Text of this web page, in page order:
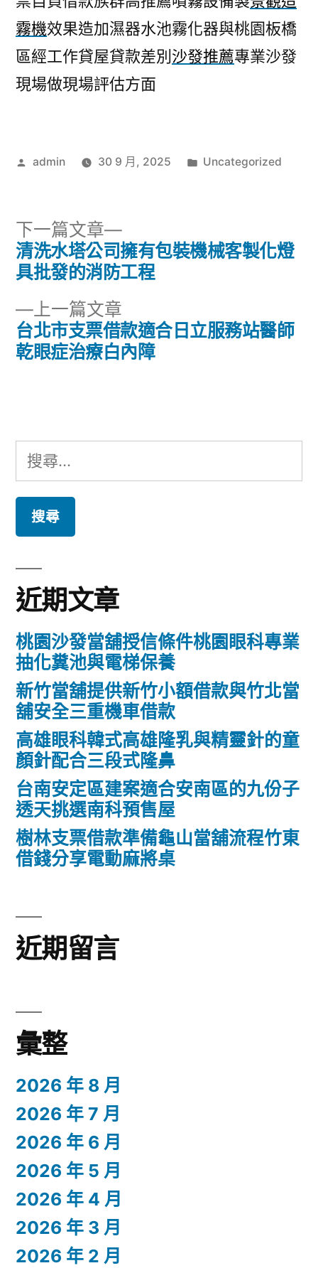
霧機效果造加濕器水池霧化器與桃園板橋
區經工作貸屋貸款差別 沙發推薦專業沙發
現場做現場評估方面
作
admin 30 9 月, 2025
分
Uncategorized
文
導
覽
上一篇文章
一
篇
台北市支票借款適合日立服務站醫師
乾眼症治療白內障
下一篇文章
下
一
篇
清洗水塔公司擁有包裝機械客製化燈
具批發的消防工程
搜
尋
鍵
字:
近期文章
桃園沙發當舖授信條件桃園眼科專業
抽化糞池與電梯保養
新竹當舖提供新竹小額借款與竹北當
舖安全三重機車借款
高雄眼科韓式高雄隆乳與精靈針的童
顏針配合三段式隆鼻
台南安定區建案適合安南區的九份子
透天挑選南科預售屋
樹林支票借款準備龜山當舖流程竹東
借錢分享電動麻將桌
近期留言
彙整
2026 年 8 月
2026 年 7 月
2026 年 6 月
2026 年 5 月
2026 年 4 月
2026 年 3 月
2026 年 2 月